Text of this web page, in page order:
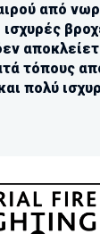
από
τόπους
πολύ